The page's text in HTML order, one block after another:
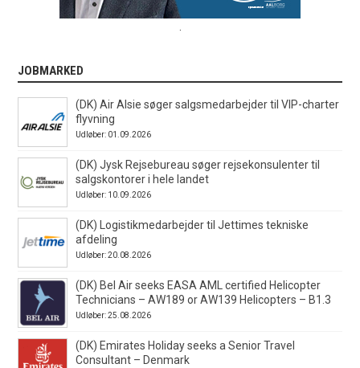
JOBMARKED
(DK) Air Alsie søger salgsmedarbejder til VIP-charter
flyvning
Udløber: 01.09.2026
(DK) Jysk Rejsebureau søger rejsekonsulenter til
salgskontorer i hele landet
Udløber: 10.09.2026
(DK) Logistikmedarbejder til Jettimes tekniske
afdeling
Udløber: 20.08.2026
(DK) Bel Air seeks EASA AML certified Helicopter
Technicians – AW189 or AW139 Helicopters – B1.3
Udløber: 25.08.2026
(DK) Emirates Holiday seeks a Senior Travel
Consultant – Denmark